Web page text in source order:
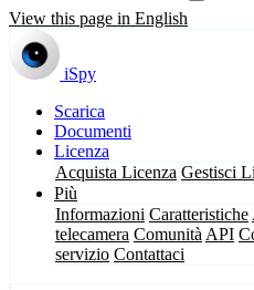
View this page in English
iSpy
Scarica
Documenti
Licenza
Acquista Licenza Gestisci
Più
Informazioni Caratteristiche
telecamera Comunità API
servizio Contattaci